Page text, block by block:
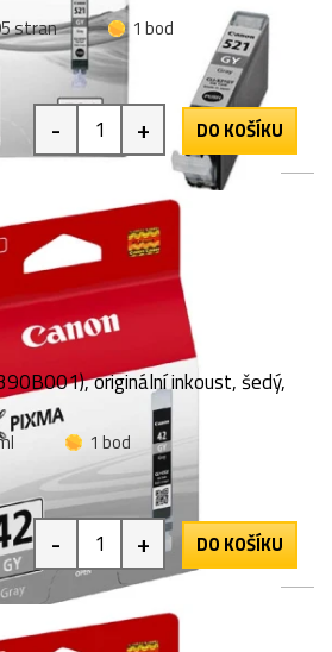
stran
1 bod
- + DO KOŠÍKU
originální inkoust, šedý,
1 bod
- + DO KOŠÍKU